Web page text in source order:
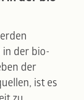
der bio-
der
ist es